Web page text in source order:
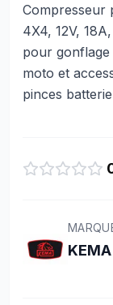
Compresseur
4X4, 12V,
pour
moto et
pinces
KEMA